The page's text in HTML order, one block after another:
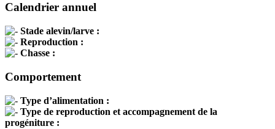
Calendrier annuel
Stade alevin/larve :
Reproduction :
Chasse :
Comportement
Type d’alimentation :
Type de reproduction et accompagnement de la
progéniture :